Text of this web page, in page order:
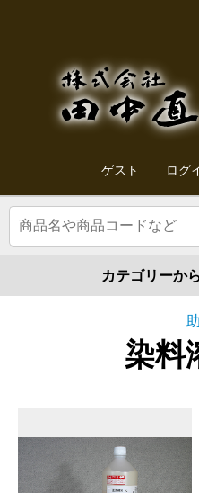
ゲスト ログ
カテゴリーか
染料